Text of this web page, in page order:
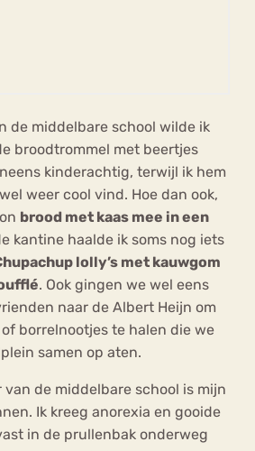
de middelbare school wilde ik
broodtrommel met beertjes
kinderachtig, terwijl ik hem
weer cool vind. Hoe dan ook,
brood met kaas mee in een
kantine haalde ik soms nog iets
lolly’s met kauwgom
. Ook gingen we wel eens
naar de Albert Heijn om
borrelnootjes te halen die we
samen op aten.
de middelbare school is mijn
Ik kreeg anorexia en gooide
in de prullenbak onderweg